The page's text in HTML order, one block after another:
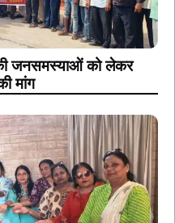
जनसमस्याओं को लेकर
मांग